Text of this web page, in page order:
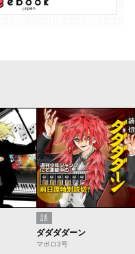
話
ダダダダーン
マポロ3号